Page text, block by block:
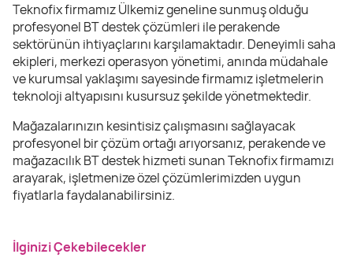
Teknofix firmamız Ülkemiz geneline sunmuş olduğu
profesyonel BT destek çözümleri ile perakende
sektörünün ihtiyaçlarını karşılamaktadır. Deneyimli saha
ekipleri, merkezi operasyon yönetimi, anında müdahale
ve kurumsal yaklaşımı sayesinde firmamız işletmelerin
teknoloji altyapısını kusursuz şekilde yönetmektedir.
Mağazalarınızın kesintisiz çalışmasını sağlayacak
profesyonel bir çözüm ortağı arıyorsanız, perakende ve
mağazacılık BT destek hizmeti sunan Teknofix firmamızı
arayarak, işletmenize özel çözümlerimizden uygun
fiyatlarla faydalanabilirsiniz.
İlginizi Çekebilecekler